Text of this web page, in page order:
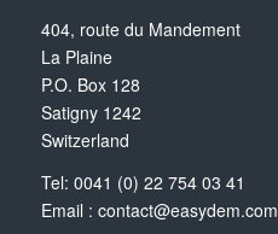
404, route du Mandement
La Plaine
P.O. Box 128
Satigny 1242
Switzerland
Tel: 0041 (0) 22 754 03 41
Email : contact@easydem.com